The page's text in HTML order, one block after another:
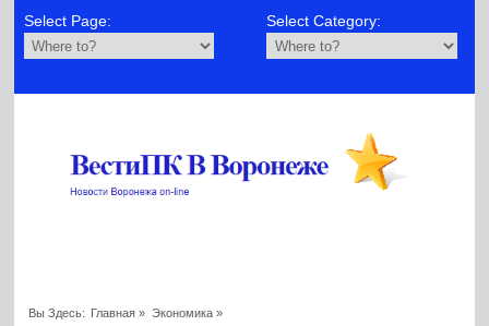
Select Page: Select Category:
Вы Здесь: Главная » Экономика»